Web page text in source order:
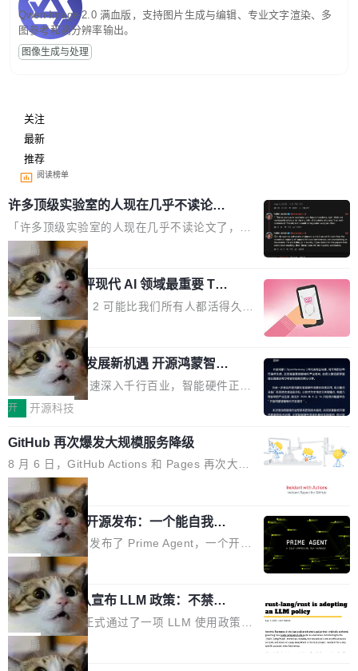
Qwen-Image-2.0 满血版，支持图片生成与编辑、专业文字渲染、多
图参考和高分辨率输出。
图像生成与处理
关注
最新
推荐
阅读榜单
许多顶级实验室的人现在几乎不读论文
了
「许多顶级实验室的人现在几乎不读论文了，而
且他们认为 ICLR/ICML/NeurIPS 充斥着大量过
度宣传和欺诈。」 OpenAI 研究员 Keller Jorda
n 这条推文引发了广泛讨论。他不是在说风凉
话，他是说出了一个圈内人尽皆知但很少公开捅
破的事实。 Jordan 随后补充了一句软化声明：
「我不认为这些会议上大部分论文都在过度宣传
或造假。问题是，作为读者，如果你筛选出那些
看起来最令人兴奋的论文，那它们大部分都是过
度宣传的。」 这才是真正的痛点。不是所有论文
都有问题，是最吸引眼球的那批论文最有问题。
他引用的帖子来自 Mathew Shen，一位 ICLR 2
026 的读者：「看了篇 ...
局
xAI 前工程师评现代 AI 领域最重要 Top
3 开源项目
Flash Attention 2 可能比我们所有人都活得久。
这句话不是来自某个技术博客，而是出自 Hieu
Pham 的一条推文。Hieu Pham 是谁？他是 xAI
的早期工程师之一，在 Grok 训练基础设施团队
工作过。近日他在 X 上发了一条帖子，列出了他
认为现代 AI 领域最重要的三个开源项目。 第一
个名字毫无悬念：Flash Attention 2。 Hieu 的
理由很具体。FA 系列不需要解释，但 FA2 是他
认为最重要的一个——复杂度恰到好处，刚好能
驱动你去学 CuTe，但还没被那些"邪恶的" Hopp
er++ 优化所淹没，足够容易修改和适配。 更关
键的是 FA2 的持久性...
局
共商智能硬件发展新机遇 开源鸿蒙智能
硬件开发者日杭州站即将举行
随着万物智联加速深入千行百业，智能硬件正从
单点设备迈向智能化、网联化、协同化发展。作
鸿蒙通过统一技术底座和分布式能力，为不同类
型智能设备的开发、连接与互联提供关键支撑，
也为产业链企业探索产品创新与商业增长打开新
的空间。 8月14日，开源鸿蒙智能硬件开发者日
（OHDD：OpenHarmony Hardware Develope
r Day）将在杭州启航。活动面向智能硬件产业
链企业和开发者，邀请行业专家与资深技术顾
问，围绕开源鸿蒙技术能力、设备适配、芯片适
配、功耗与稳定性调优、兼容性测评及统一互联
等内容展开系统讲解和实战交流，帮助企业进一
步了解开源鸿蒙在智能...
开 开源科技
GitHub 再次爆发大规模服务降级
8 月 6 日，GitHub Actions 和 Pages 再次大规
模服务降级，Actions 完全不可用超过 5 小时，
webhook 停发，连自托管 runner 也因调度层故
障无法工作。Pages、Copilot code review、C
opilot coding agent 全部受影响。从检测到完全
恢复，大约 12 小时。 这是 2026 年 8 月的第六
起事故，其中四起与 AI/Copilot 服务相关。 Git
Hub 员工 kdaigle 在 HN 讨论中贴出了一组数
据：2025 年全年 10 亿次 commit。现在，每周
2.75 亿次，全年预计 140 亿次。GitHub...
局
Prime Agent 开源发布：一个能自我改
进的编程 Agent，ARC-AGI 3 超越人类
专家基线
Prime Intellect 发布了 Prime Agent，一个开源
的编程 Agent Harness，核心设计围绕两个抽
象：Recursive Language Model（RLM）和 C
ontinual Harness。在 ARC-AGI 3 基准测试
上，Prime Agent + Opus 5 的组合达到了 95.
5% RHAE Best@1，超过了 ARC 报告的人类专
家基线 95.4%。 不是又一个 coding agent 包装
局
Rust 项目团队宣布 LLM 政策：不禁
止，但你要承认哪些代码不是你写的
Rust 语言项目正式通过了一项 LLM 使用政策，
覆盖 rust-lang/rust 单一仓库的代码贡献。这不
是项目级别的官方立场，目前由五个团队采纳，
局